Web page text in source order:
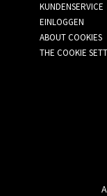
KUNDENSERVICE
EINLOGGEN
ABOUT COOKIES
THE COOKIE